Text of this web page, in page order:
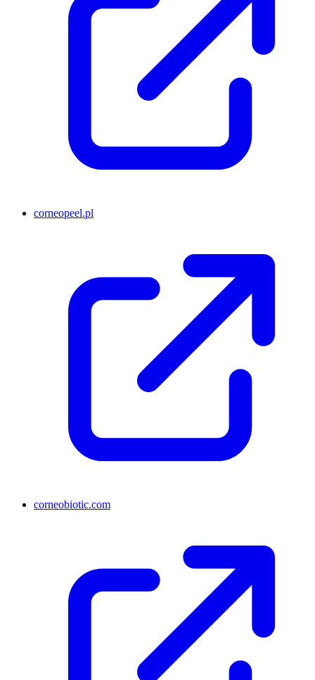
corneopeel.pl
corneobiotic.com